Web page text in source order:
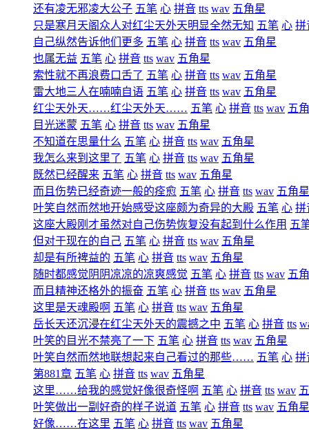
还有凌无邪凌大公子 五笔 心 拼音 tts wav 五角星
只是寒月天阁众人对红尘天外天明显全然无知 五笔 心 拼
自己纵然告诉他们更多 五笔 心 拼音 tts wav 五角星
也属无益 五笔 心 拼音 tts wav 五角星
索性就不再浪费口舌了 五笔 心 拼音 tts wav 五角星
雷大地三人在喃喃自语 五笔 心 拼音 tts wav 五角星
红尘天外天……红尘天外天…… 五笔 心 拼音 tts wav 五
目光迷蒙 五笔 心 拼音 tts wav 五角星
不知道在思量什么 五笔 心 拼音 tts wav 五角星
我怎么来到这里了 五笔 心 拼音 tts wav 五角星
既然已经醒来 五笔 心 拼音 tts wav 五角星
而且伤势已经奇迹一般的痊愈 五笔 心 拼音 tts wav 五角星
叶笑自然而然地开始感受这座颇为奇异的大殿 五笔 心 拼
这座大殿刚才虽然对自己伤势恢复没有起到什么作用 五
但对于现在的自己 五笔 心 拼音 tts wav 五角星
却是有所裨益的 五笔 心 拼音 tts wav 五角星
随时都感觉阴阴凉凉的凉爽感觉 五笔 心 拼音 tts wav 五
而且精神还格外的振奋 五笔 心 拼音 tts wav 五角星
这里是天魂殿啊 五笔 心 拼音 tts wav 五角星
岳长天还沉浸在红尘天外天的震撼之中 五笔 心 拼音 tts
叶笑的目光不禁亮了一下 五笔 心 拼音 tts wav 五角星
叶笑自然而然地联想起来自己看过的那些…… 五笔 心 拼
第881章 五笔 心 拼音 tts wav 五角星
这里……给我的感觉好像很奇怪啊 五笔 心 拼音 tts wav
叶笑做出一副好奇的样子说道 五笔 心 拼音 tts wav 五角星
好像……在这里 五笔 心 拼音 tts wav 五角星